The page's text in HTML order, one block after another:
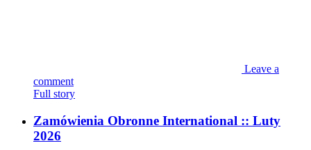
Leave a
comment
Full story
Zamówienia Obronne International :: Luty
2026